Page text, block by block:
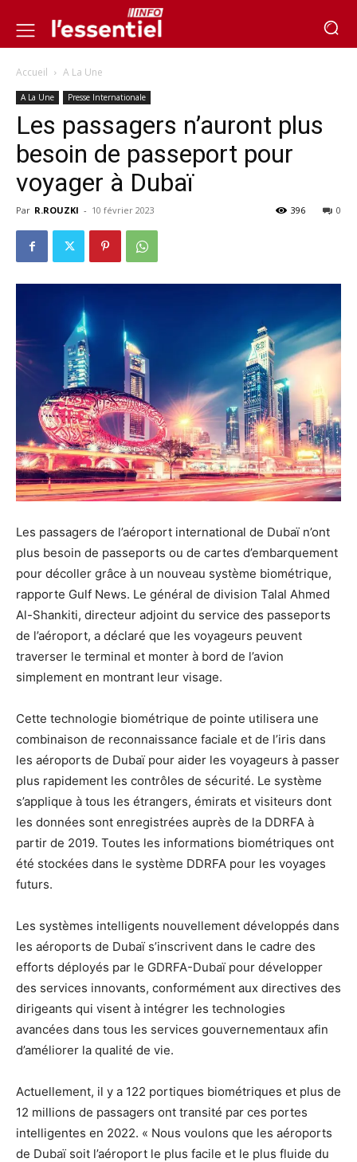
Accueil A La Une
A La Une Presse Internationale
Les passagers n’auront plus
besoin de passeport pour
voyager à Dubaï
Par R.ROUZKI - 10 février 2023 0
396
Les passagers de l’aéroport international de Dubaï n’ont
plus besoin de passeports ou de cartes d’embarquement
pour décoller grâce à un nouveau système biométrique,
rapporte Gulf News. Le général de division Talal Ahmed
Al-Shankiti, directeur adjoint du service des passeports
de l’aéroport, a déclaré que les voyageurs peuvent
traverser le terminal et monter à bord de l’avion
simplement en montrant leur visage.
Cette technologie biométrique de pointe utilisera une
combinaison de reconnaissance faciale et de l’iris dans
les aéroports de Dubaï pour aider les voyageurs à passer
plus rapidement les contrôles de sécurité. Le système
s’applique à tous les étrangers, émirats et visiteurs dont
les données sont enregistrées auprès de la DDRFA à
partir de 2019. Toutes les informations biométriques ont
été stockées dans le système DDRFA pour les voyages
futurs.
Les systèmes intelligents nouvellement développés dans
les aéroports de Dubaï s’inscrivent dans le cadre des
efforts déployés par le GDRFA-Dubaï pour développer
des services innovants, conformément aux directives des
dirigeants qui visent à intégrer les technologies
avancées dans tous les services gouvernementaux afin
d’améliorer la qualité de vie.
Actuellement, il y a 122 portiques biométriques et plus de
12 millions de passagers ont transité par ces portes
intelligentes en 2022. « Nous voulons que les aéroports
de Dubaï soit l’aéroport le plus facile et le plus fluide du